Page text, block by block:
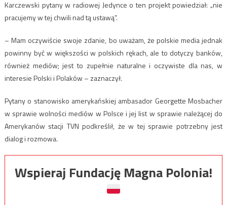
Karczewski pytany w radiowej Jedynce o ten projekt powiedział: „nie
pracujemy w tej chwili nad tą ustawą”.
– Mam oczywiście swoje zdanie, bo uważam, że polskie media jednak
powinny być w większości w polskich rękach, ale to dotyczy banków,
również mediów; jest to zupełnie naturalne i oczywiste dla nas, w
interesie Polski i Polaków – zaznaczył.
Pytany o stanowisko amerykańskiej ambasador Georgette Mosbacher
w sprawie wolności mediów w Polsce i jej list w sprawie należącej do
Amerykanów stacji TVN podkreślił, że w tej sprawie potrzebny jest
dialog i rozmowa.
Wspieraj Fundację Magna Polonia!